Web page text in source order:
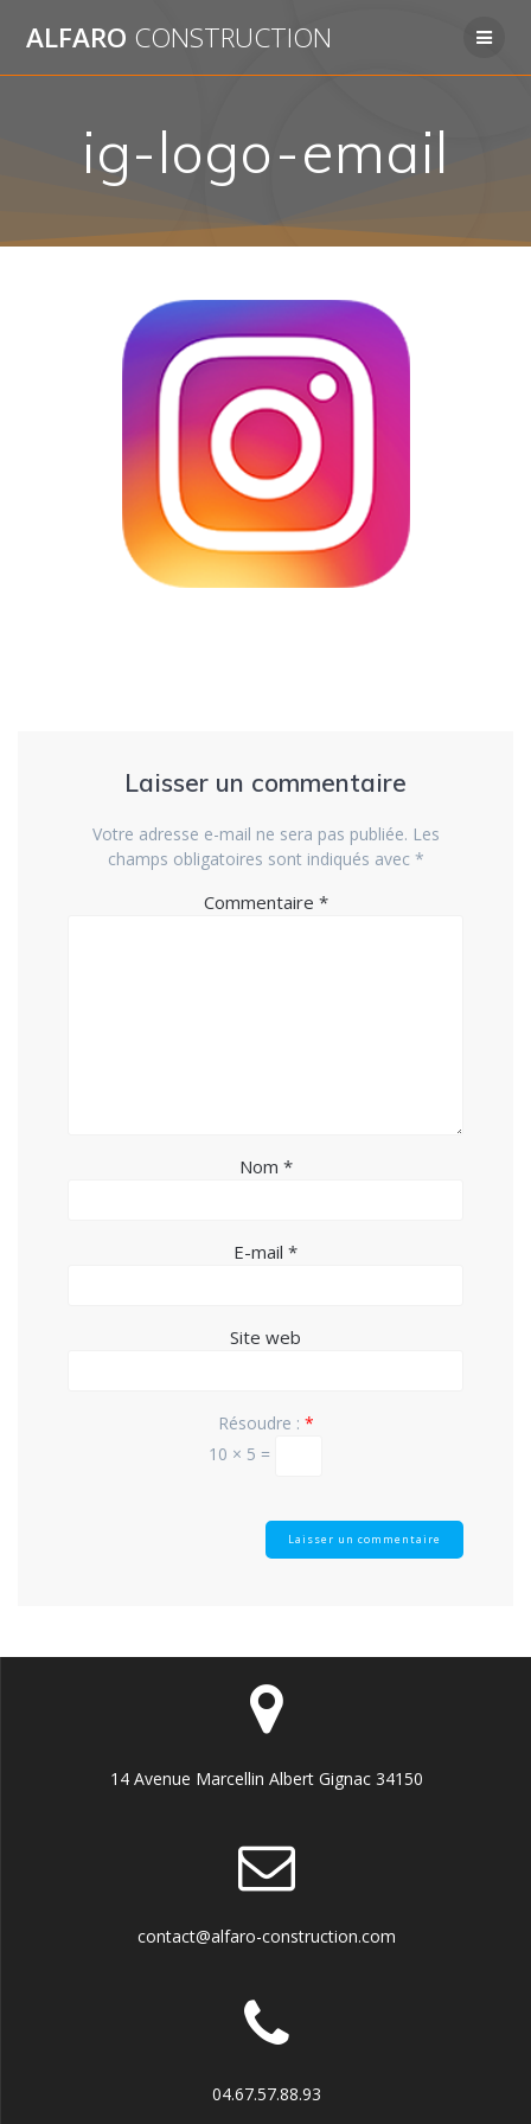
au
ALFARO CONSTRUCTION
ig-logo-email
Laisser un commentaire
Votre adresse e-mail ne sera pas publiée. Les
champs obligatoires sont indiqués avec *
Commentaire *
Nom *
E-mail *
Site web
Résoudre : *
10 × 5 =
14 Avenue Marcellin Albert Gignac 34150
contact@alfaro-construction.com
04.67.57.88.93